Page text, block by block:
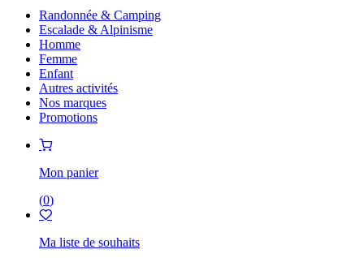
Randonnée & Camping
Escalade & Alpinisme
Homme
Femme
Enfant
Autres activités
Nos marques
Promotions
Mon panier
(0)
Ma liste de souhaits